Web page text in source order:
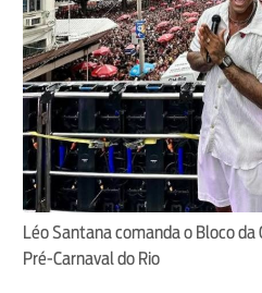
Léo Santana comanda o Bloco da
Pré-Carnaval do Rio